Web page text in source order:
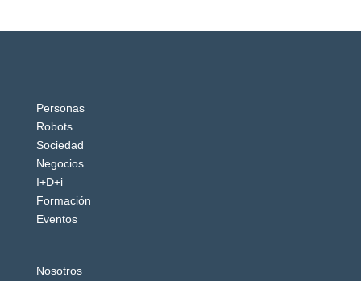
Personas
Robots
Sociedad
Negocios
I+D+i
Formación
Eventos
Nosotros